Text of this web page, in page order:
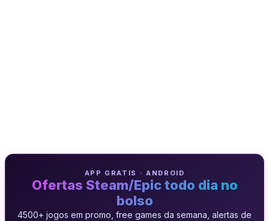
APP GRATIS · ANDROID
Ofertas Steam/Epic todo dia no
bolso
4500+ jogos em promo, free games da semana, alertas de